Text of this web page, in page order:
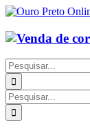
Ir
o
conteúdo
Buscar
resultados
para:
Buscar
resultados
para: